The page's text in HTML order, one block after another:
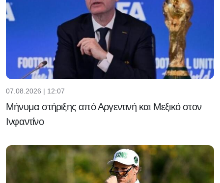
07.08.2026 | 12:07
Μήνυμα στήριξης από Αργεντινή και Μεξικό στον
Ινφαντίνο